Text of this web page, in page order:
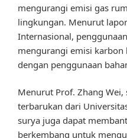
mengurangi emisi gas
lingkungan. Menurut
Internasional,
mengurangi emisi
dengan penggunaan
Menurut Prof. Zhang
terbarukan dari
surya juga dapat
berkembang untuk